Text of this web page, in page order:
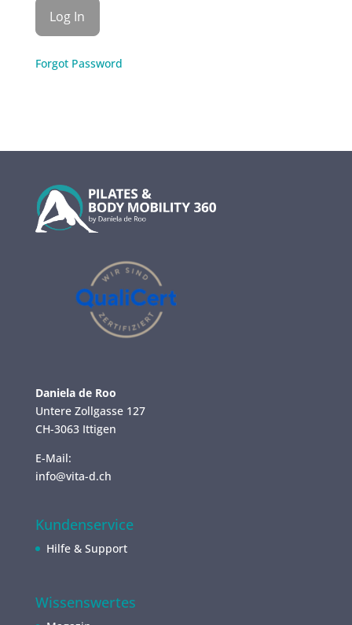
Forgot Password
Daniela de Roo
Untere Zollgasse 127
CH-3063 Ittigen
E-Mail:
info@vita-d.ch
Kundenservice
Hilfe & Support
Wissenswertes